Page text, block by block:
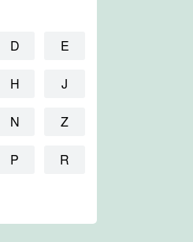
D E
H J
N Z
P R